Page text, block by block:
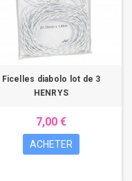
Ficelles diabolo lot de 3
HENRYS
7,00 €
ACHETER